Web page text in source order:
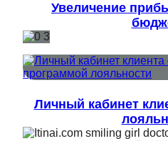
Увеличение
Личный кабинет